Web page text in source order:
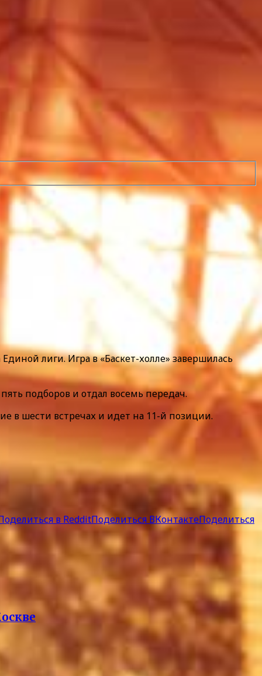
лиги. Игра в «Баскет-холле» завершилась
подборов и отдал восемь передач.
в шести встречах и идет на 11-й позиции.
в RedditПоделиться ВКонтактеПоделиться